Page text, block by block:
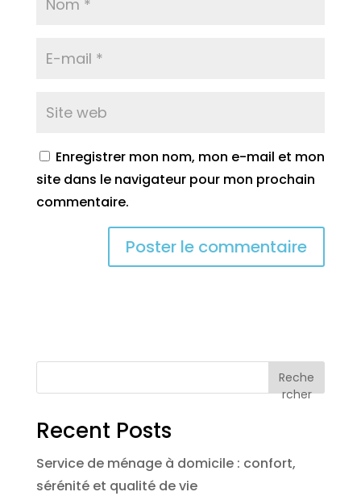
Enregistrer mon nom, mon e-mail et mon
site dans le navigateur pour mon prochain
commentaire.
Reche
rcher
Recent Posts
Service de ménage à domicile : confort,
sérénité et qualité de vie